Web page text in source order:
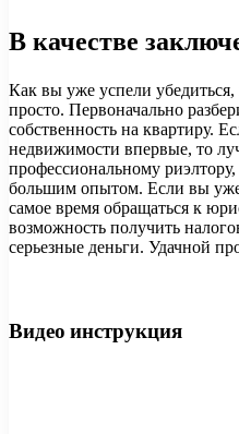
В качестве
Как вы уже успели
просто. Первоначально
собственность на квартиру.
недвижимости впервые, то
профессиональному
большим опытом. Если вы
самое время обращаться к
возможность получить
серьезные деньги. Удачной
Видео инструкция